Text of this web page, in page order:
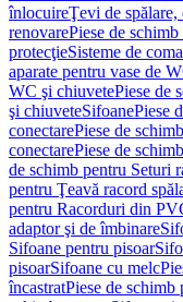
înlocuireŢevi de spălare,
renovarePiese de
protecţieSisteme de
aparate pentru vase de
WC şi chiuvetePiese de
şi chiuveteSifoanePiese
conectarePiese de
conectarePiese de
de schimb pentru Seturi
pentru Ţeavă racord
pentru Racorduri din
adaptor şi de îmbinare
Sifoane pentru pisoar
pisoarSifoane cu melc
încastratPiese de schimb